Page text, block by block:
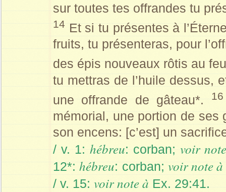
sur toutes tes offrandes tu
14 Et si tu présentes à
fruits, tu présenteras, pour
des épis nouveaux rôtis au
tu mettras de l’huile dessus,
une offrande de gâteau*.
16
mémorial, une portion de
son encens: [c’est] un
/ v. 1:hébreu: corban;voir
12*:hébreu: corban; voir note à
/ v. 15: voir note à Ex. 29:41.